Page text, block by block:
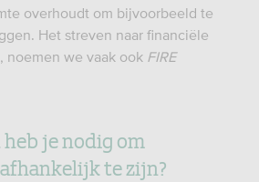
overhoudt om bijvoorbeeld te
Het streven naar financiële
noemen we vaak ook FIRE
je nodig om
te zijn?